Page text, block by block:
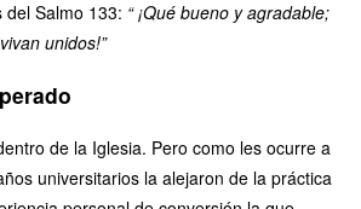
Salmo 133: “ ¡Qué bueno y agradable;
unidos!”
de la Iglesia. Pero como les ocurre a
universitarios la alejaron de la práctica